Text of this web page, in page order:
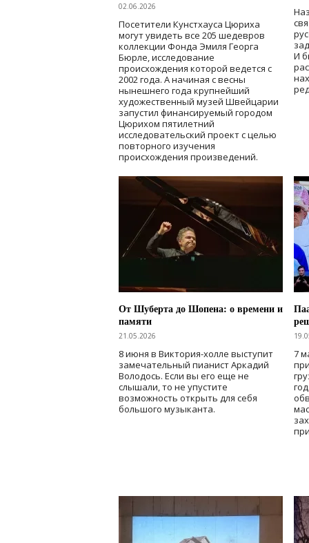
02.06.2026
Посетители Кунстхауса Цюриха
могут увидеть все 205 шедевров
коллекции Фонда Эмиля Георга
Бюрле, исследование
происхождения которой ведется с
2002 года. А начиная с весны
нынешнего года крупнейший
художественный музей Швейцарии
запустил финансируемый городом
Цюрихом пятилетний
исследовательский проект с целью
повторного изучения
происхождения произведений.
И
От Шуберта до Шопена: о времени и
памяти
21.05.2026
8 июня в Виктория-холле выступит
замечательный пианист Аркадий
Володось. Если вы его еще не
слышали, то не упустите
возможность открыть для себя
большого музыканта.
7